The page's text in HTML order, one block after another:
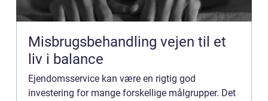
Misbrugsbehandling vejen til et
liv i balance
Ejendomsservice kan være en rigtig god
investering for mange forskellige målgrupper. Det